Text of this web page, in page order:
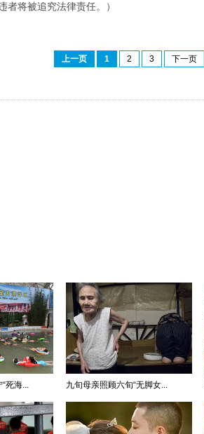
者将被追究法律责任。）
上一页 1 2 3 下一页
死海... 九旬母亲照顾六旬“无脚女...